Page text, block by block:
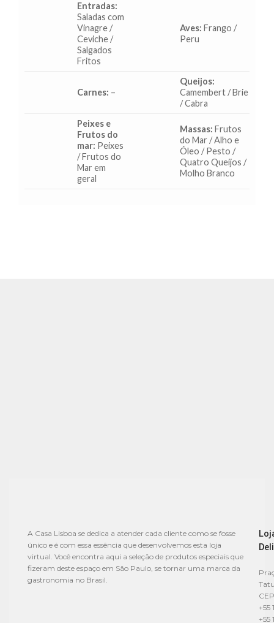
Entradas:
Saladas com
Vinagre /
Ceviche /
Salgados
Fritos
Aves: Frango /
Peru
Carnes: –
Queijos:
Camembert / Brie
/ Cabra
Peixes e
Frutos do
mar: Peixes
/ Frutos do
Mar em
geral
Massas: Frutos
do Mar / Alho e
Óleo / Pesto /
Quatro Queijos /
Molho Branco
A Casa Lisboa se dedica a atender cada cliente como se fosse
único e é com essa essência que desenvolvemos esta loja
virtual. Você encontra aqui a seleção de produtos especiais que
fizeram deste espaço em São Paulo, se tornar uma marca da
gastronomia no Brasil.
+55
+55